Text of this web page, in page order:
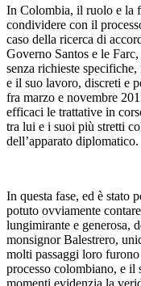
In Colombia, il ruolo e la
condividere con il
caso della ricerca di
Governo Santos e le
senza richieste
e il suo lavoro, discreti e
fra marzo e novembre
efficaci le trattative in
tra lui e i suoi più stretti
dell’apparato diplomatico.
In questa fase, ed è stato
potuto ovviamente
lungimirante e generosa,
monsignor Balestrero,
molti passaggi loro
processo colombiano, e il
momenti evidenzia la